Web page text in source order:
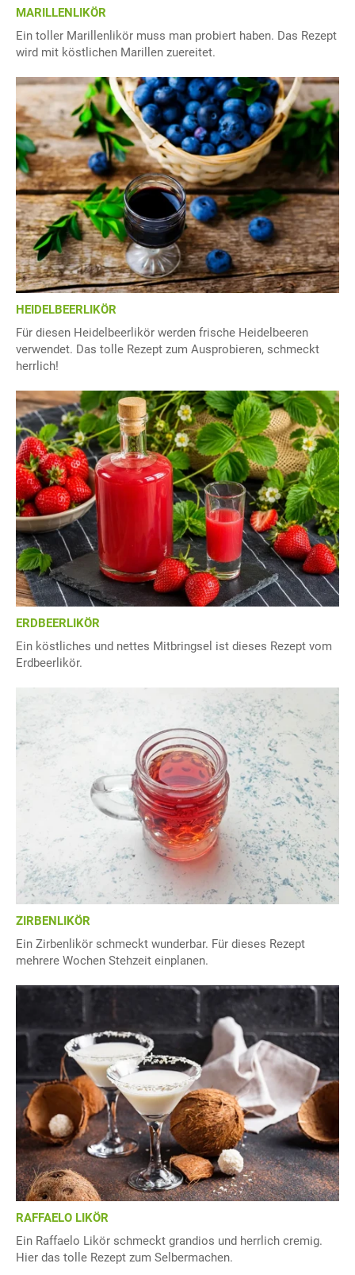
MARILLENLIKÖR
Ein toller Marillenlikör muss man probiert haben. Das Rezept
wird mit köstlichen Marillen zuereitet.
HEIDELBEERLIKÖR
Für diesen Heidelbeerlikör werden frische Heidelbeeren
verwendet. Das tolle Rezept zum Ausprobieren, schmeckt
herrlich!
ERDBEERLIKÖR
Ein köstliches und nettes Mitbringsel ist dieses Rezept vom
Erdbeerlikör.
ZIRBENLIKÖR
Ein Zirbenlikör schmeckt wunderbar. Für dieses Rezept
mehrere Wochen Stehzeit einplanen.
RAFFAELO LIKÖR
Ein Raffaelo Likör schmeckt grandios und herrlich cremig.
Hier das tolle Rezept zum Selbermachen.